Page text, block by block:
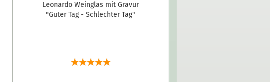
Leonardo Weinglas mit Gravur
"Guter Tag - Schlechter Tag"